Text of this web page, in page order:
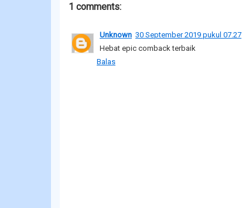
1 comments:
Unknown 30 September 2019 pukul 07.27
Hebat epic comback terbaik
Balas